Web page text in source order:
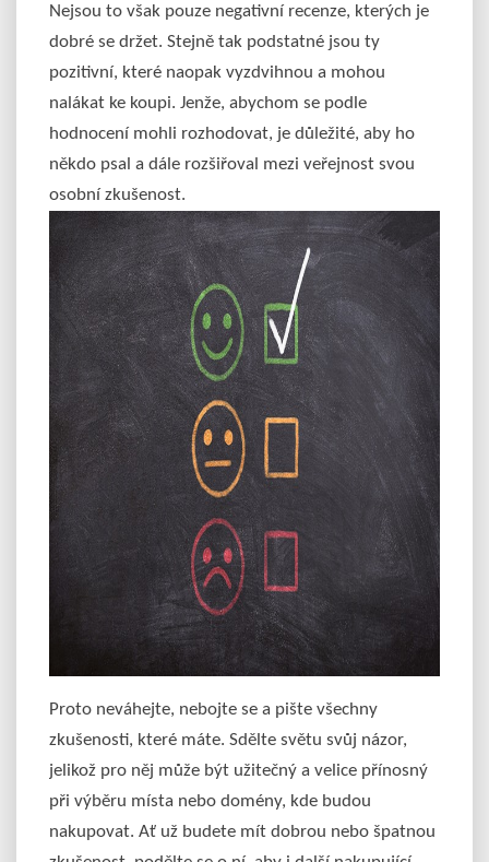
Nejsou to však pouze negativní recenze, kterých je
dobré se držet. Stejně tak podstatné jsou ty
pozitivní, které naopak vyzdvihnou a mohou
nalákat ke koupi. Jenže, abychom se podle
hodnocení mohli rozhodovat, je důležité, aby ho
někdo psal a dále rozšiřoval mezi veřejnost svou
osobní zkušenost.
Proto neváhejte, nebojte se a pište všechny
zkušenosti, které máte. Sdělte světu svůj názor,
jelikož pro něj může být užitečný a velice přínosný
při výběru místa nebo domény, kde budou
nakupovat. Ať už budete mít dobrou nebo špatnou